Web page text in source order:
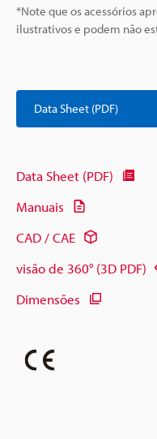
*Note que os acessórios
ilustrativos e podem não
Data Sheet (PDF)
Data Sheet (PDF)
Manuais
CAD / CAE
visão de 360° (3D PDF)
Dimensões